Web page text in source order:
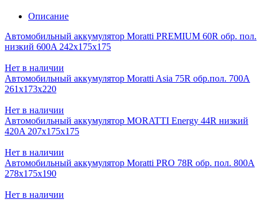
Описание
Автомобильный аккумулятор Moratti PREMIUM 60R обр. пол.
низкий 600A 242x175x175
Нет в наличии
Автомобильный аккумулятор Moratti Asia 75R обр.пол. 700A
261x173x220
Нет в наличии
Автомобильный аккумулятор MORATTI Energy 44R низкий
420A 207x175x175
Нет в наличии
Автомобильный аккумулятор Moratti PRO 78R обр. пол. 800A
278x175x190
Нет в наличии